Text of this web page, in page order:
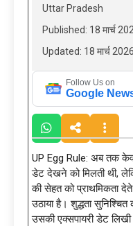
Uttar Pradesh
Published: 18 मार्च
Updated: 18 मार्च
Follow Us on
Google
UP Egg Rule: अब तक
डेट देखने को मिलती थी,
की सेहत को प्राथमिकता
उठाया है। शुद्धता
उसकी एक्सपायरी डेट लिखी